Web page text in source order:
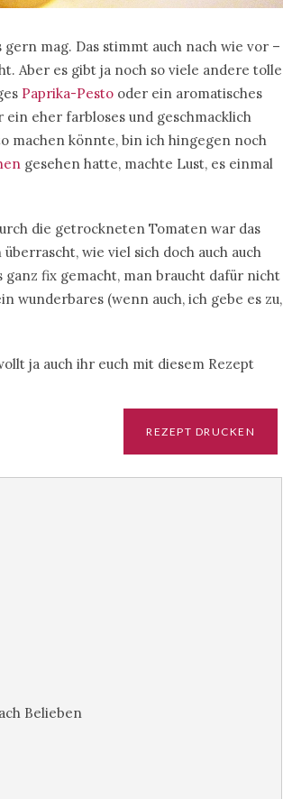
mag. Das stimmt auch nach wie vor –
Aber es gibt ja noch so viele andere tolle
Paprika-Pesto oder ein aromatisches
ein eher farbloses und geschmacklich
machen könnte, bin ich hingegen noch
gesehen hatte, machte Lust, es einmal
die getrockneten Tomaten war das
wie viel sich doch auch auch
ganz fix gemacht, man braucht dafür nicht
wunderbares (wenn auch, ich gebe es zu,
ja auch ihr euch mit diesem Rezept
Belieben